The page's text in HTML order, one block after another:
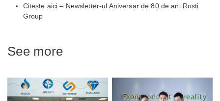
Citește aici – Newsletter-ul Aniversar de 80 de ani Rosti
Group
See more